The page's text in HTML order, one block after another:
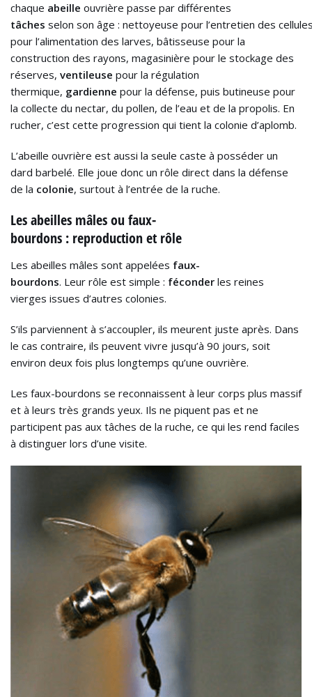
chaque abeille ouvrière passe par différentes
tâches selon son âge : nettoyeuse pour l’entretien des
pour l’alimentation des larves, bâtisseuse pour la
construction des rayons, magasinière pour le stockage des
réserves, ventileuse pour la régulation
thermique, gardienne pour la défense, puis butineuse pour
la collecte du nectar, du pollen, de l’eau et de la propolis. En
rucher, c’est cette progression qui tient la colonie d’aplomb.
L’abeille ouvrière est aussi la seule caste à posséder un
dard barbelé. Elle joue donc un rôle direct dans la défense
de la colonie, surtout à l’entrée de la ruche.
Les abeilles mâles ou faux-
bourdons : reproduction et rôle
Les abeilles mâles sont appelées faux-
bourdons. Leur rôle est simple : féconder les reines
vierges issues d’autres colonies.
S’ils parviennent à s’accoupler, ils meurent juste après. Dans
le cas contraire, ils peuvent vivre jusqu’à 90 jours, soit
environ deux fois plus longtemps qu’une ouvrière.
Les faux-bourdons se reconnaissent à leur corps plus massif
et à leurs très grands yeux. Ils ne piquent pas et ne
participent pas aux tâches de la ruche, ce qui les rend faciles
à distinguer lors d’une visite.